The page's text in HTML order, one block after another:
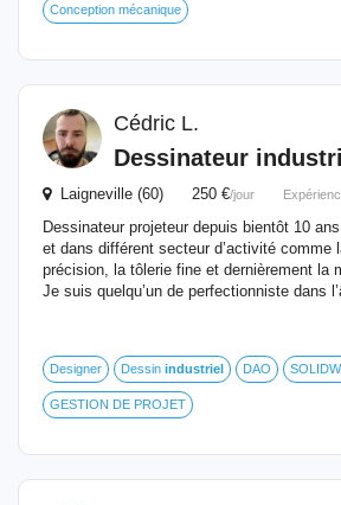
Conception mécanique
Cédric L.
Dessinateur
Laigneville (60) 250 €/jour
Dessinateur projeteur depuis bientôt 10
et dans différent secteur d’activité comme
précision, la tôlerie fine et dernièrement la
Je suis quelqu’un de perfectionniste dans
Designer Dessin industriel DAO
GESTION DE PROJET